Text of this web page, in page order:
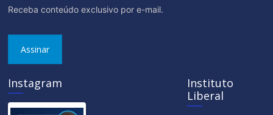
Receba conteúdo exclusivo por e-mail.
Assinar
Instagram
Instituto
Liberal